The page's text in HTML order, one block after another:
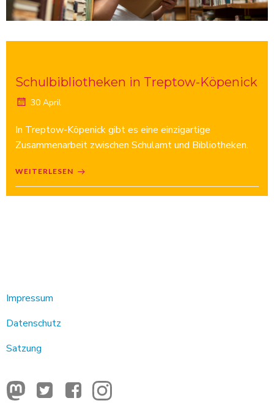
Schulbibliotheken in Treptow-Köpenick
30 April
In Treptow-Köpenick gibt es eine einzigartige
Zusammenarbeit zwischen Schulamt und Bibliotheken.
WEITERLESEN
Impressum
Datenschutz
Satzung